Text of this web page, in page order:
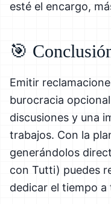
esté el encargo,
🎯
Emitir
burocracia
discusiones y una
trabajos. Con la
generándolos
con Tutti) puedes
dedicar el tiempo